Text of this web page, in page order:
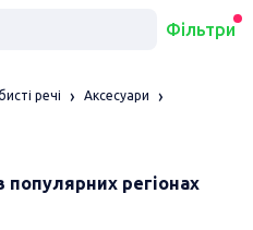
Фільтри
речі
Аксесуари
популярних регіонах